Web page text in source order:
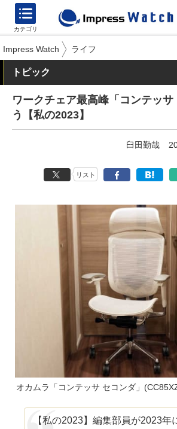
カテゴリ
Impress Watch ライフ
トピック
ワークチェア最高峰「コンテッ
う【私の2023】
臼田勤哉
リスト
オカムラ「コンテッサ セコンダ」
【私の2023】編集部員が2023年